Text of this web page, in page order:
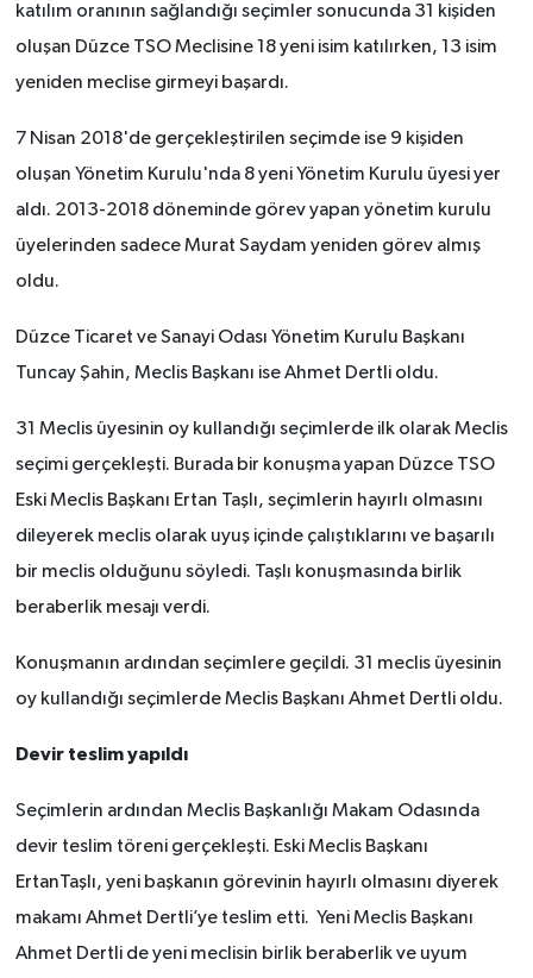
katılım oranının sağlandığı seçimler sonucunda 31 kişiden
oluşan Düzce TSO Meclisine 18 yeni isim katılırken, 13 isim
yeniden meclise girmeyi başardı.
7 Nisan 2018'de gerçekleştirilen seçimde ise 9 kişiden
oluşan Yönetim Kurulu'nda 8 yeni Yönetim Kurulu üyesi yer
aldı. 2013-2018 döneminde görev yapan yönetim kurulu
üyelerinden sadece Murat Saydam yeniden görev almış
oldu.
Düzce Ticaret ve Sanayi Odası Yönetim Kurulu Başkanı
Tuncay Şahin, Meclis Başkanı ise Ahmet Dertli oldu.
31 Meclis üyesinin oy kullandığı seçimlerde ilk olarak Meclis
seçimi gerçekleşti. Burada bir konuşma yapan Düzce TSO
Eski Meclis Başkanı Ertan Taşlı, seçimlerin hayırlı olmasını
dileyerek meclis olarak uyuş içinde çalıştıklarını ve başarılı
bir meclis olduğunu söyledi. Taşlı konuşmasında birlik
beraberlik mesajı verdi.
Konuşmanın ardından seçimlere geçildi. 31 meclis üyesinin
oy kullandığı seçimlerde Meclis Başkanı Ahmet Dertli oldu.
Devir teslim yapıldı
Seçimlerin ardından Meclis Başkanlığı Makam Odasında
devir teslim töreni gerçekleşti. Eski Meclis Başkanı
ErtanTaşlı, yeni başkanın görevinin hayırlı olmasını diyerek
makamı Ahmet Dertli’ye teslim etti. Yeni Meclis Başkanı
Ahmet Dertli de yeni meclisin birlik beraberlik ve uyum